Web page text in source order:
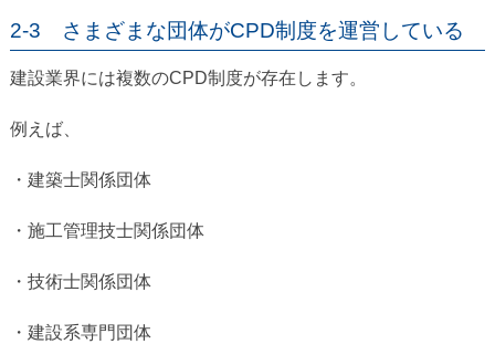
2-3 さまざまな団体がCPD制度を運営している
建設業界には複数のCPD制度が存在します。
例えば、
・建築士関係団体
・施工管理技士関係団体
・技術士関係団体
・建設系専門団体